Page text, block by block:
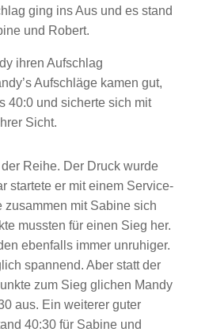
ging ins Aus und es stand
und Robert.
ihren Aufschlag
Aufschläge kamen gut,
40:0 und sicherte sich mit
Sicht.
Reihe. Der Druck wurde
startete er mit einem Service-
zusammen mit Sabine sich
mussten für einen Sieg her.
ebenfalls immer unruhiger.
spannend. Aber statt der
zum Sieg glichen Mandy
aus. Ein weiterer guter
40:30 für Sabine und